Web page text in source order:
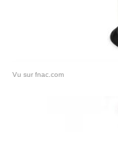
Vu sur fnac.com